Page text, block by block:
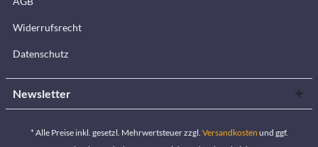
Widerrufsrecht
Datenschutz
Newsletter
* Alle Preise inkl. gesetzl. Mehrwertsteuer zzgl. Versandkosten und ggf.